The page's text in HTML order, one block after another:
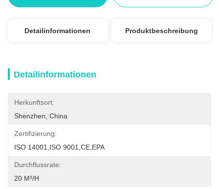
Detailinformationen Produktbeschreibung
Detailinformationen
Herkunftsort:
Shenzhen, China
Zertifizierung:
ISO 14001,ISO 9001,CE,EPA
Durchflussrate:
20 M³/h